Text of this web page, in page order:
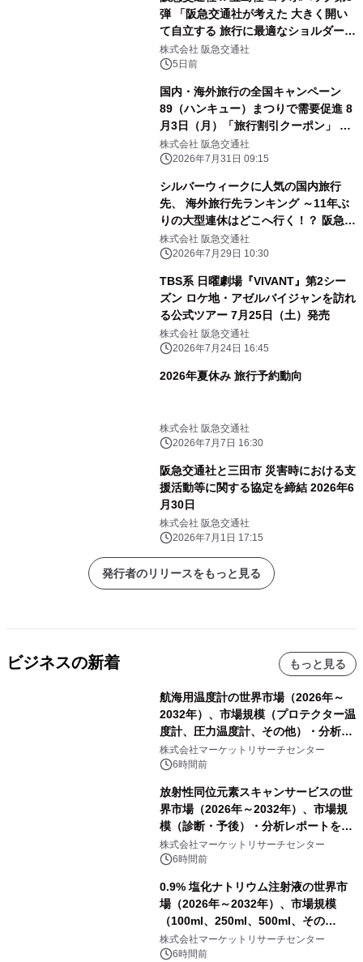
弾 「阪急交通社が考えた 大きく開い
て自立する 旅行に最適なショルダーバ
ッグBOOK」 8月4日（火）ウェブサ
イトで予約販売を開始
株式会社 阪急交通社
5日前
国内・海外旅行の全国キャンペーン
89（ハンキュー）まつりで需要促進 8
月3日（月）「旅行割引クーポン」 配
布開始（ウェブ限定）
株式会社 阪急交通社
2026年7月31日 09:15
シルバーウィークに人気の国内旅行
先、 海外旅行先ランキング ～11年ぶ
りの大型連休はどこへ行く！？ 阪急交
通社が公開～
株式会社 阪急交通社
2026年7月29日 10:30
TBS系 日曜劇場『VIVANT』第2シー
ズン ロケ地・アゼルバイジャンを訪れ
る公式ツアー 7月25日（土）発売
株式会社 阪急交通社
2026年7月24日 16:45
2026年夏休み 旅行予約動向
株式会社 阪急交通社
2026年7月7日 16:30
阪急交通社と三田市 災害時における支
援活動等に関する協定を締結 2026年6
月30日
株式会社 阪急交通社
2026年7月1日 17:15
発行者のリリースをもっと見る
ビジネスの新着 もっと見る
航海用温度計の世界市場（2026年～
2032年）、市場規模（プロテクター温
度計、圧力温度計、その他）・分析レ
ポートを発表
株式会社マーケットリサーチセンター
6時間前
放射性同位元素スキャンサービスの世
界市場（2026年～2032年）、市場規
模（診断・予後）・分析レポートを発
表
株式会社マーケットリサーチセンター
6時間前
0.9% 塩化ナトリウム注射液の世界市
場（2026年～2032年）、市場規模
（100ml、250ml、500ml、その
他）・分析レポートを発表
株式会社マーケットリサーチセンター
6時間前